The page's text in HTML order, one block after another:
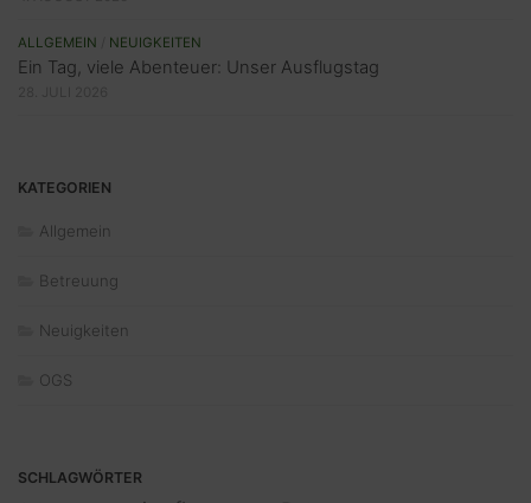
ALLGEMEIN NEUIGKEITEN
Ein Tag, viele Abenteuer: Unser Ausflugstag
KATEGORIEN
Allgemein
Betreuung
Neuigkeiten
OGS
SCHLAGWÖRTER